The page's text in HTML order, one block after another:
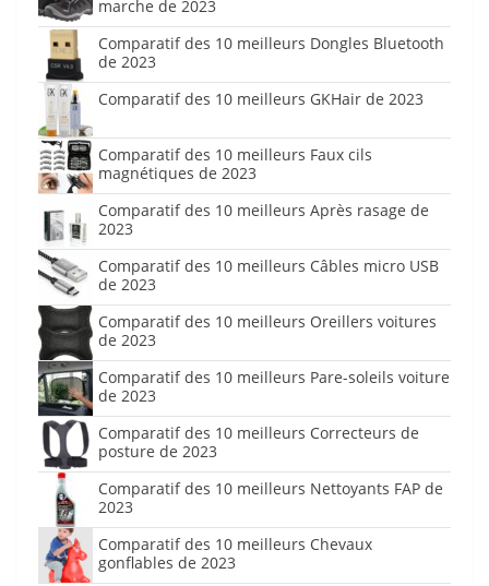
marche de 2023
Comparatif des 10 meilleurs Dongles Bluetooth
de 2023
Comparatif des 10 meilleurs GKHair de 2023
Comparatif des 10 meilleurs Faux cils
magnétiques de 2023
Comparatif des 10 meilleurs Après rasage de
2023
Comparatif des 10 meilleurs Câbles micro USB
de 2023
Comparatif des 10 meilleurs Oreillers voitures
de 2023
Comparatif des 10 meilleurs Pare-soleils voiture
de 2023
Comparatif des 10 meilleurs Correcteurs de
posture de 2023
Comparatif des 10 meilleurs Nettoyants FAP de
2023
Comparatif des 10 meilleurs Chevaux
gonflables de 2023